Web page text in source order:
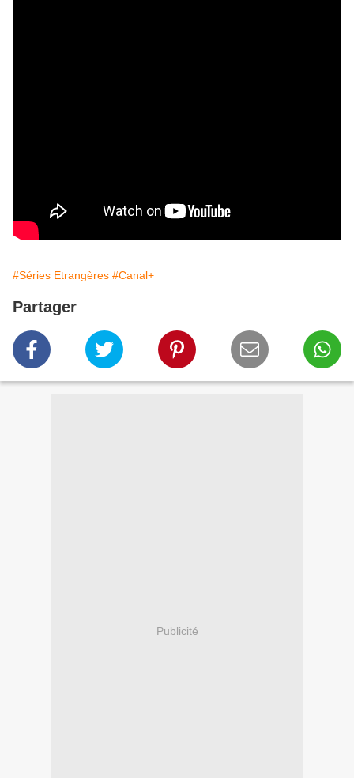
#Séries Etrangères #Canal+
Partager
Publicité